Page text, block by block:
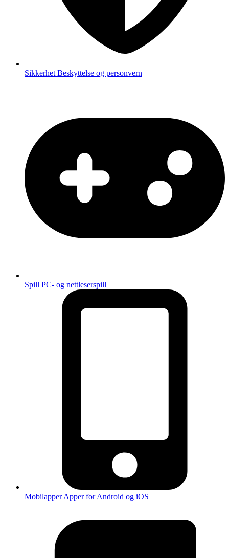
Sikkerhet Beskyttelse og personvern
Spill PC- og nettleserspill
MobilapperApper for Android og iOS